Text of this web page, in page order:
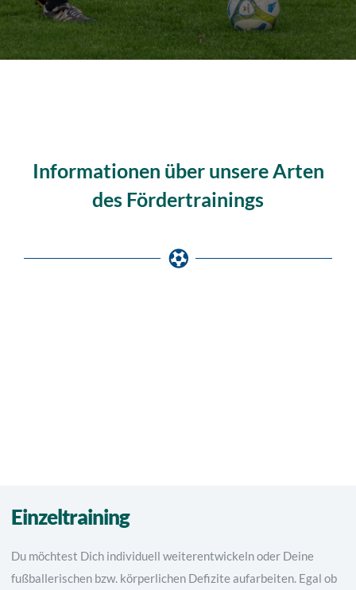
Informationen über unsere Arten
des Fördertrainings
Einzeltraining
Du möchtest Dich individuell weiterentwickeln oder Deine
fußballerischen bzw. körperlichen Defizite aufarbeiten. Egal ob